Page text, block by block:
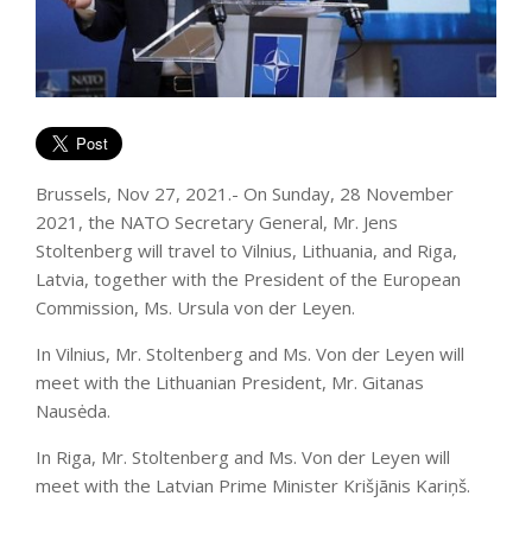
Brussels, Nov 27, 2021.- On Sunday, 28 November
2021, the NATO Secretary General, Mr. Jens
Stoltenberg will travel to Vilnius, Lithuania, and Riga,
Latvia, together with the President of the European
Commission, Ms. Ursula von der Leyen.
In Vilnius, Mr. Stoltenberg and Ms. Von der Leyen will
meet with the Lithuanian President, Mr. Gitanas
Nausėda.
In Riga, Mr. Stoltenberg and Ms. Von der Leyen will
meet with the Latvian Prime Minister Krišjānis Kariņš.